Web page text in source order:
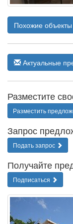
Похожие
Актуальные
Разместите
Разместить
Запрос
Подать запрос
Получайте
Подписаться